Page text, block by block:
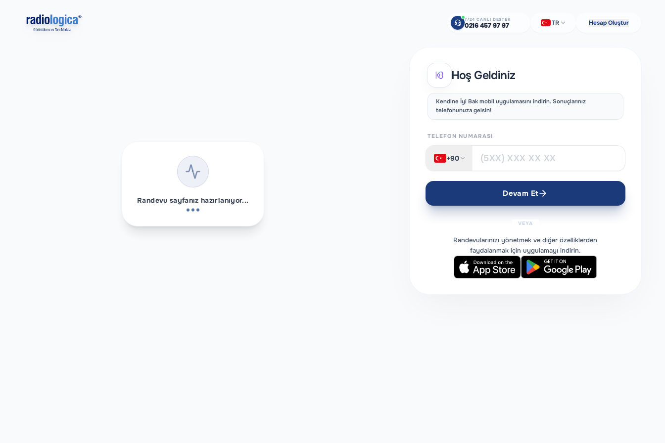
7/24 CANLI DESTEK
0216 457 97 97 TR Hesap Oluştur
Randevu sayfanız hazırlanıyor...
Hoş Geldiniz
Kendine İyi Bak mobil uygulamasını indirin. Sonuçlarınız
telefonunuza gelsin!
TELEFON NUMARASI
+90
Devam Et
VEYA
Randevularınızı yönetmek ve diğer özelliklerden
faydalanmak için uygulamayı indirin.